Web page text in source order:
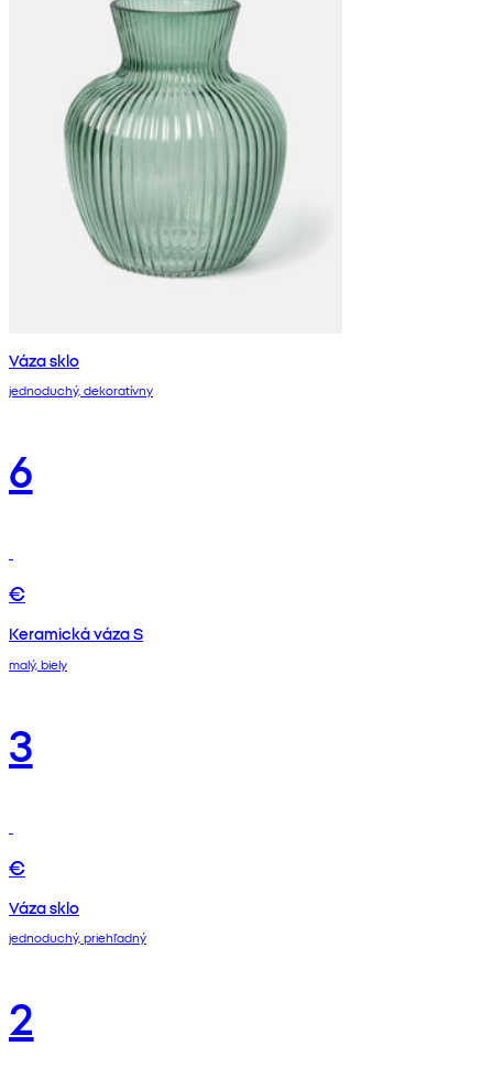
Váza sklo
jednoduchý, dekoratívny
6
€
Keramická váza S
malý, biely
3
€
Váza sklo
jednoduchý, priehľadný
2